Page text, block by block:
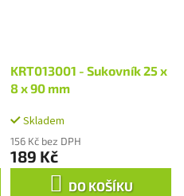
KRT013001 - Sukovník 25 x
8 x 90 mm
Skladem
156 Kč bez DPH
189 Kč
DO KOŠÍKU